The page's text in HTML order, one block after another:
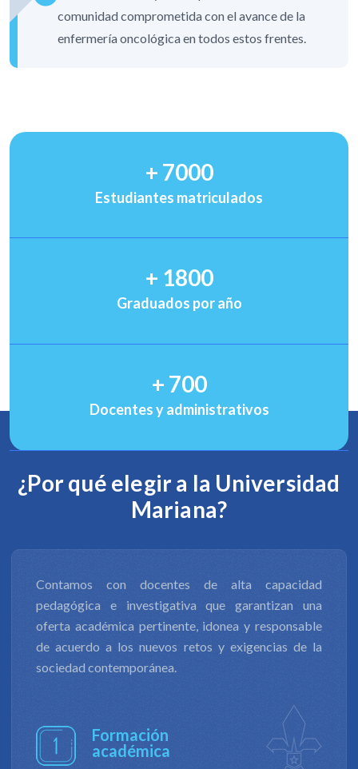
comunidad comprometida con el avance de la
enfermería oncológica en todos estos frentes.
+ 7000
Estudiantes matriculados
+ 1800
Graduados por año
+ 700
Docentes y administrativos
¿Por qué elegir a la Universidad
Mariana?
La productividad de nuestra investigación científica
y tecnológica, y la innovación, nos permite contribuir
al desarrollo económico, social, productivo, cultural
y ambiental de diversos entornos, además de
formular respuestas a los retos en ámbitos de
Investigación